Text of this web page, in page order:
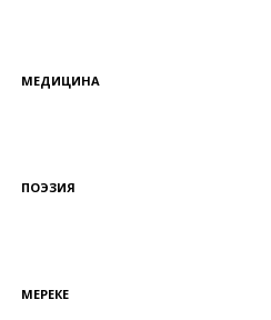
МЕДИЦИНА
ПОЭЗИЯ
МЕРЕКЕ